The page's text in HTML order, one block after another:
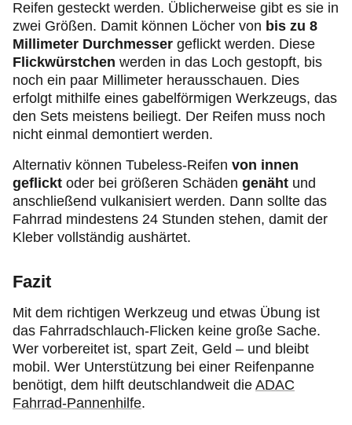
Reifen gesteckt werden. Üblicherweise gibt es sie in
zwei Größen. Damit können Löcher von bis zu 8
Millimeter Durchmesser geflickt werden. Diese
Flickwürstchen werden in das Loch gestopft, bis
noch ein paar Millimeter herausschauen. Dies
erfolgt mithilfe eines gabelförmigen Werkzeugs, das
den Sets meistens beiliegt. Der Reifen muss noch
nicht einmal demontiert werden.
Alternativ können Tubeless‑Reifen von innen
geflickt oder bei größeren Schäden genäht und
anschließend vulkanisiert werden. Dann sollte das
Fahrrad mindestens 24 Stunden stehen, damit der
Kleber vollständig aushärtet.
Fazit
Mit dem richtigen Werkzeug und etwas Übung ist
das Fahrradschlauch-Flicken keine große Sache.
Wer vorbereitet ist, spart Zeit, Geld – und bleibt
mobil. Wer Unterstützung bei einer Reifenpanne
benötigt, dem hilft deutschlandweit die ADAC
Fahrrad-Pannenhilfe.